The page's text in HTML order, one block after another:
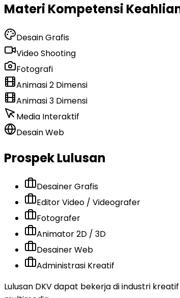
Materi Kompetensi
Desain Grafis
Video Shooting
Fotografi
Animasi 2 Dimensi
Animasi 3 Dimensi
Media Interaktif
Desain Web
Prospek Lulusan
Desainer Grafis
Editor Video / Videografer
Fotografer
Animator 2D / 3D
Desainer Web
Administrasi Kreatif
Lulusan DKV dapat bekerja di industri